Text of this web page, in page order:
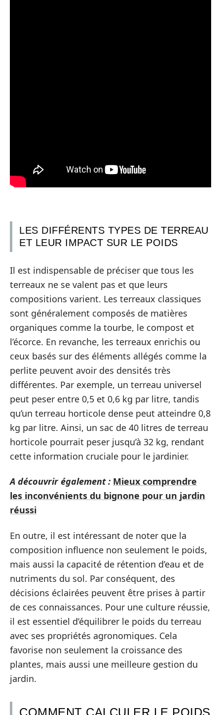
LES DIFFÉRENTS TYPES DE TERREAU
ET LEUR IMPACT SUR LE POIDS
Il est indispensable de préciser que tous les
terreaux ne se valent pas et que leurs
compositions varient. Les terreaux classiques
sont généralement composés de matières
organiques comme la tourbe, le compost et
l’écorce. En revanche, les terreaux enrichis ou
ceux basés sur des éléments allégés comme la
perlite peuvent avoir des densités très
différentes. Par exemple, un terreau universel
peut peser entre 0,5 et 0,6 kg par litre, tandis
qu’un terreau horticole dense peut atteindre 0,8
kg par litre. Ainsi, un sac de 40 litres de terreau
horticole pourrait peser jusqu’à 32 kg, rendant
cette information cruciale pour le jardinier.
A découvrir également : Mieux comprendre
les inconvénients du bignone pour un jardin
réussi
En outre, il est intéressant de noter que la
composition influence non seulement le poids,
mais aussi la capacité de rétention d’eau et de
nutriments du sol. Par conséquent, des
décisions éclairées peuvent être prises à partir
de ces connaissances. Pour une culture réussie,
il est essentiel d’équilibrer le poids du terreau
avec ses propriétés agronomiques. Cela
favorise non seulement la croissance des
plantes, mais aussi une meilleure gestion du
jardin.
COMMENT CALCULER LE POIDS